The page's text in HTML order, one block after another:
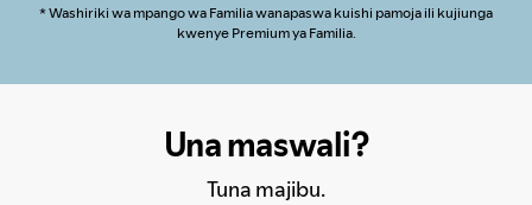
* Washiriki wa mpango wa Familia wanapaswa kuishi pamoja ili kujiunga
kwenye Premium ya Familia.
Una maswali?
Tuna majibu.